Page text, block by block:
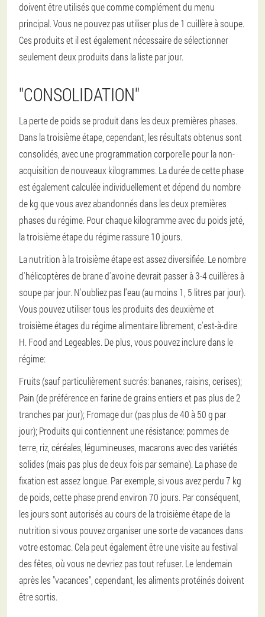
doivent être utilisés que comme complément du menu
principal. Vous ne pouvez pas utiliser plus de 1 cuillère à soupe.
Ces produits et il est également nécessaire de sélectionner
seulement deux produits dans la liste par jour.
"CONSOLIDATION"
La perte de poids se produit dans les deux premières phases.
Dans la troisième étape, cependant, les résultats obtenus sont
consolidés, avec une programmation corporelle pour la non-
acquisition de nouveaux kilogrammes. La durée de cette phase
est également calculée individuellement et dépend du nombre
de kg que vous avez abandonnés dans les deux premières
phases du régime. Pour chaque kilogramme avec du poids jeté,
la troisième étape du régime rassure 10 jours.
La nutrition à la troisième étape est assez diversifiée. Le nombre
d'hélicoptères de brane d'avoine devrait passer à 3-4 cuillères à
soupe par jour. N'oubliez pas l'eau (au moins 1, 5 litres par jour).
Vous pouvez utiliser tous les produits des deuxième et
troisième étages du régime alimentaire librement, c'est-à-dire
H. Food and Legeables. De plus, vous pouvez inclure dans le
régime:
Fruits (sauf particulièrement sucrés: bananes, raisins, cerises);
Pain (de préférence en farine de grains entiers et pas plus de 2
tranches par jour);Fromage dur (pas plus de 40 à 50 g par
jour);Produits qui contiennent une résistance: pommes de
terre, riz, céréales, légumineuses, macarons avec des variétés
solides (mais pas plus de deux fois par semaine).La phase de
fixation est assez longue. Par exemple, si vous avez perdu 7 kg
de poids, cette phase prend environ 70 jours. Par conséquent,
les jours sont autorisés au cours de la troisième étape de la
nutrition si vous pouvez organiser une sorte de vacances dans
votre estomac. Cela peut également être une visite au festival
des fêtes, où vous ne devriez pas tout refuser. Le lendemain
après les "vacances", cependant, les aliments protéinés doivent
être sortis.